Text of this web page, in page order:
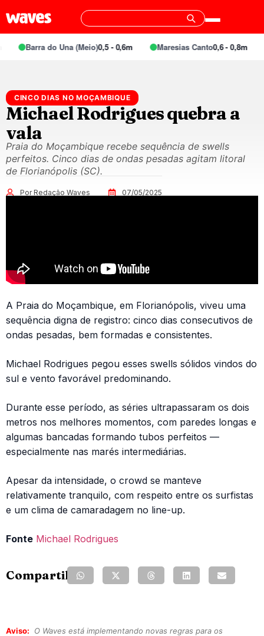
Barra do Una (Meio)0,5 - 0,6m Maresias Canto0,6 - 0,8m
CINCO DIAS NO MOÇAMBIQUE
Michael Rodrigues quebra a
vala
Praia do Moçambique recebe sequência de swells
perfeitos. Cinco dias de ondas pesadas agitam litoral
de Florianópolis (SC).
Por Redação Waves 07/05/2025
A Praia do Moçambique, em Florianópolis, viveu uma
sequência digna de registro: cinco dias consecutivos de
ondas pesadas, bem formadas e consistentes.
Michael Rodrigues pegou esses swells sólidos vindos do
sul e vento favorável predominando.
Durante esse período, as séries ultrapassaram os dois
metros nos melhores momentos, com paredes longas e
algumas bancadas formando tubos perfeitos —
especialmente nas marés intermediárias.
Apesar da intensidade, o crowd se manteve
relativamente tranquilo, com respeito entre os surfistas
e um clima de camaradagem no line-up.
Fonte Michael Rodrigues
Compartilhe:
Aviso:
O Waves está implementando novas regras para os